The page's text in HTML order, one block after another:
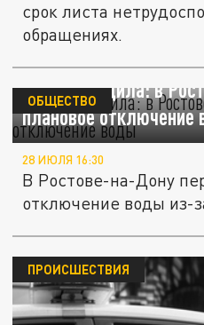
срок листа
обращениях.
Жара победила: в
плановое отключение
ОБЩЕСТВО
28 ИЮЛЯ 16:30
В Ростове-на-Дону
отключение воды из-
ПРОИСШЕСТВИЯ